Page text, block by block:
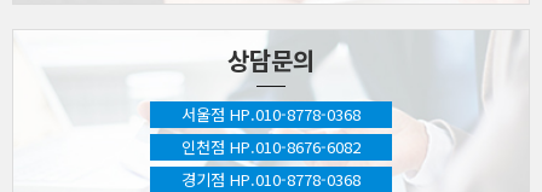
상담문의
서울점 HP.010-8778-0368
인천점 HP.010-8676-6082
경기점 HP.010-8778-0368